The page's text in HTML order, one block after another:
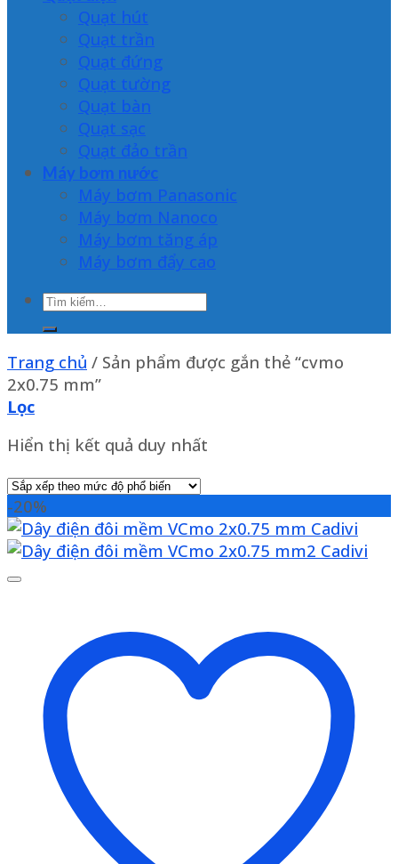
Quạt hút
Quạt trần
Quạt đứng
Quạt tường
Quạt bàn
Quạt sạc
Quạt đảo trần
Máy bơm nước
Máy bơm Panasonic
Máy bơm Nanoco
Máy bơm tăng áp
Máy bơm đẩy cao
Tìm
kiếm:
Trang chủ / Sản phẩm được gắn thẻ “cvmo
2x0.75 mm”
Lọc
Hiển thị kết quả duy nhất
-20%